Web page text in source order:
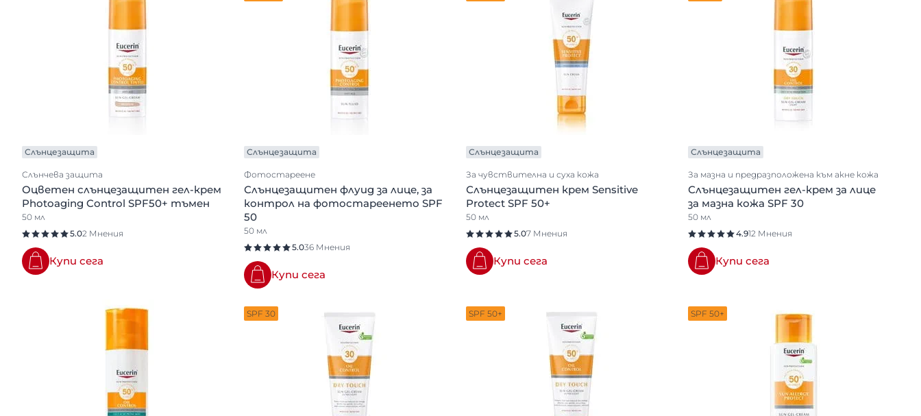
Слънцезащита
Слънчева защита
Оцветен слънцезащитен гел-крем
Photoaging Control SPF50+ тъмен
50 мл
5.02 Мнения
Купи сега
Слънцезащита
Фотостареене
Слънцезащитен флуид за лице, за
контрол на фотостареенето SPF
50
50 мл
5.036 Мнения
Купи сега
Слънцезащита
За чувствителна и суха кожа
Слънцезащитен крем Sensitive
Protect SPF 50+
50 мл
5.07 Мнения
Купи сега
Слънцезащита
За мазна и предразположена към акне кожа
Слънцезащитен гел-крем за лице
за мазна кожа SPF 30
50 мл
4.912 Мнения
Купи сега
SPF 30 SPF 50+ SPF 50+